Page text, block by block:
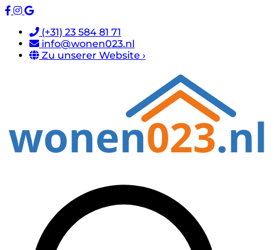
(+31) 23 584 81 71
info@wonen023.nl
Zu unserer Website ›